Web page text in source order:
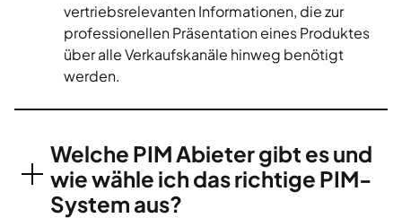
vertriebsrelevanten Informationen, die zur
professionellen Präsentation eines Produktes
über alle Verkaufskanäle hinweg benötigt
werden.
Welche PIM Abieter gibt es und
wie wähle ich das richtige PIM-
System aus?